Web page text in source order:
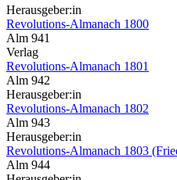
Herausgeber:in
Revolutions-Almanach 1800
Alm 941
Verlag
Revolutions-Almanach 1801
Alm 942
Herausgeber:in
Revolutions-Almanach 1802
Alm 943
Herausgeber:in
Revolutions-Almanach 1803
Alm 944